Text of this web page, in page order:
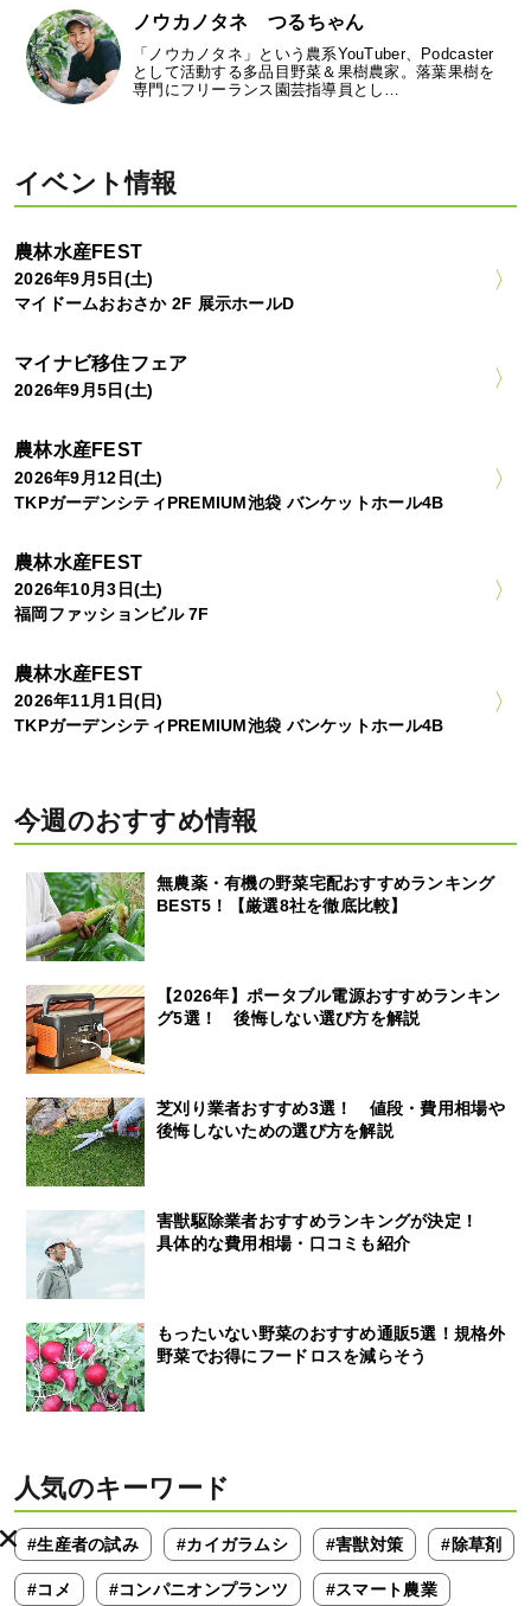
ノウカノタネ つるちゃん
「ノウカノタネ」という農系YouTuber、Podcaster
として活動する多品目野菜＆果樹農家。落葉果樹を
専門にフリーランス園芸指導員とし…
イベント情報
農林水産FEST
2026年9月5日(土)
マイドームおおさか 2F 展示ホールD
マイナビ移住フェア
2026年9月5日(土)
農林水産FEST
2026年9月12日(土)
TKPガーデンシティPREMIUM池袋 バンケットホール4B
農林水産FEST
2026年10月3日(土)
福岡ファッションビル 7F
農林水産FEST
2026年11月1日(日)
TKPガーデンシティPREMIUM池袋 バンケットホール4B
今週のおすすめ情報
無農薬・有機の野菜宅配おすすめランキング
BEST5！【厳選8社を徹底比較】
【2026年】ポータブル電源おすすめランキン
グ5選！ 後悔しない選び方を解説
芝刈り業者おすすめ3選！ 値段・費用相場や
後悔しないための選び方を解説
害獣駆除業者おすすめランキングが決定！
具体的な費用相場・口コミも紹介
もったいない野菜のおすすめ通販5選！規格外
野菜でお得にフードロスを減らそう
人気のキーワード
#生産者の試み #カイガラムシ #害獣対策 #除草剤
#コメ #コンパニオンプランツ #スマート農業